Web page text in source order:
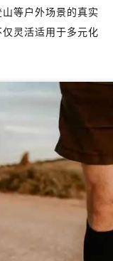
等户外场景的真实
灵活适用于多元化